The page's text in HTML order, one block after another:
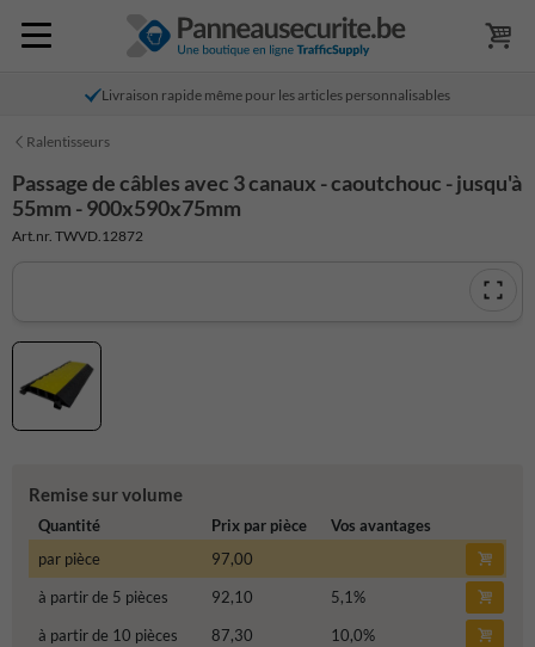
Livraison rapide même pour les articles personnalisables
Ralentisseurs
Passage de câbles avec 3 canaux - caoutchouc - jusqu'à
55mm - 900x590x75mm
Art.nr. TWVD.12872
Remise sur volume
Quantité Prix par pièce
Vos avantages
par pièce
97,00
à partir de 5 pièces
92,10 5,1%
à partir de 10 pièces
87,30 10,0%